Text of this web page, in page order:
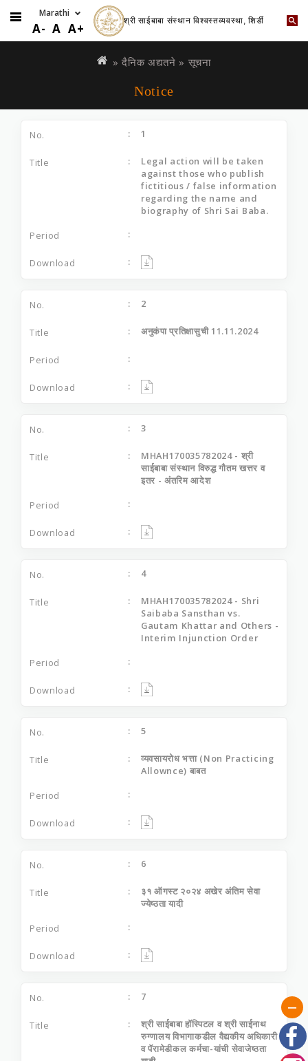
Skip
A- A A+ श्री साईबाबा संस्थान विश्वस्तव्यवस्था, शिर्डी
You
»दैनिक अद्यतने » सूचना
Notice
1
Legal action will be taken
against those who publish
fictitious / false information
regarding the name and
biography of Shri Sai Baba.
2
अनुकंपा प्रतिक्षासुची 11.11.2024
3
MHAH170035782024 - श्री
साईबाबा संस्थान विरुद्ध गौतम खत्तर व
इतर - अंतरिम आदेश
4
MHAH170035782024 - Shri
Saibaba Sansthan vs.
Gautam Khattar and Others -
Interim Injunction Order
5
व्यवसायरोध भत्ता (Non Practicing
Allownce) बाबत
6
३१ ऑगस्ट २०२४ अखेर अंतिम सेवा
ज्येष्ठता यादी
7
श्री साईबाबा हॉस्पिटल व श्री साईनाथ
रुग्‍णालय विभागाकडील वैद्यकीय अधिकारी
व पॅरामेडीकल कर्मचा-यांची सेवाजेष्‍ठता